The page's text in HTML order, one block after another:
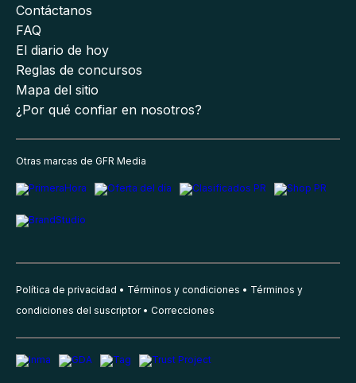
Contáctanos
FAQ
El diario de hoy
Reglas de concursos
Mapa del sitio
¿Por qué confiar en nosotros?
Otras marcas de GFR Media
Política de privacidad Términos y condiciones
Términos y
condiciones del suscriptor
Correcciones